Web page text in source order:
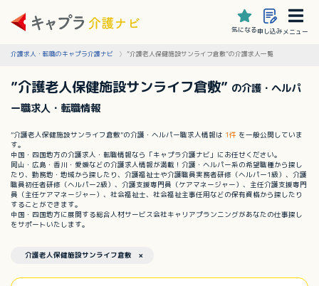
気になる申し込みメニュー
介護求人・転職のキャプラ介護ナビ ”介護老人保健施設サンライフ倉敷”の介護求人一覧
”介護老人保健施設サンライフ倉敷” の介護・ヘルパ
ー職求人・転職情報
”介護老人保健施設サンライフ倉敷”の介護・ヘルパー職求人情報は 1件 を一般公開していま
す。
中国・四国地方の介護求人・転職情報なら「キャプラ介護ナビ」にお任せください。
岡山・広島・香川・愛媛などの介護求人情報が満載！介護・ヘルパー系の希望職種から探し
たり、勤務地・地域から探したり、介護福祉士や介護職員実務者研修（ヘルパー1級）、介護
職員初任者研修（ヘルパー2級）、介護支援専門員（ケアマネージャー）、主任介護支援専門
員（主任ケアマネージャー）、社会福祉士、社会福祉主事任用などの保有資格から探したり
することができます。
中国・四国地方に展開する総合人材サービス会社キャリアプランニングがあなたの仕事探し
をサポートいたします。
介護老人保健施設サンライフ倉敷 ×